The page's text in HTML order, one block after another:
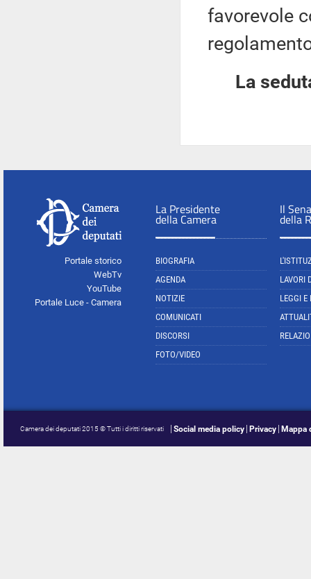
favorevole
La
Portale storico
WebTv
YouTube
Portale Luce - Camera
La Presidente
della Camera
BIOGRAFIA
AGENDA
NOTIZIE
COMUNICATI
DISCORSI
FOTO/VIDEO
Il
della
LAVORI
LEGGI E
Camera dei deputati 2015 © Tutti i diritti riservati Social media policy Privacy Mappa